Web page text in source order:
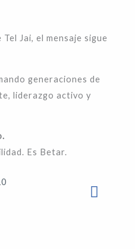
Jai, el mensaje sigue
generaciones de
liderazgo activo y
Es Betar.